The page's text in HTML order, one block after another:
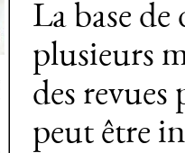
La base
plusieurs
des revues
peut être